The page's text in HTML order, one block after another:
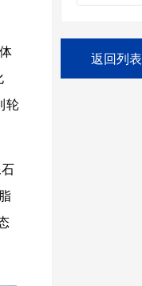
轮
返回列表